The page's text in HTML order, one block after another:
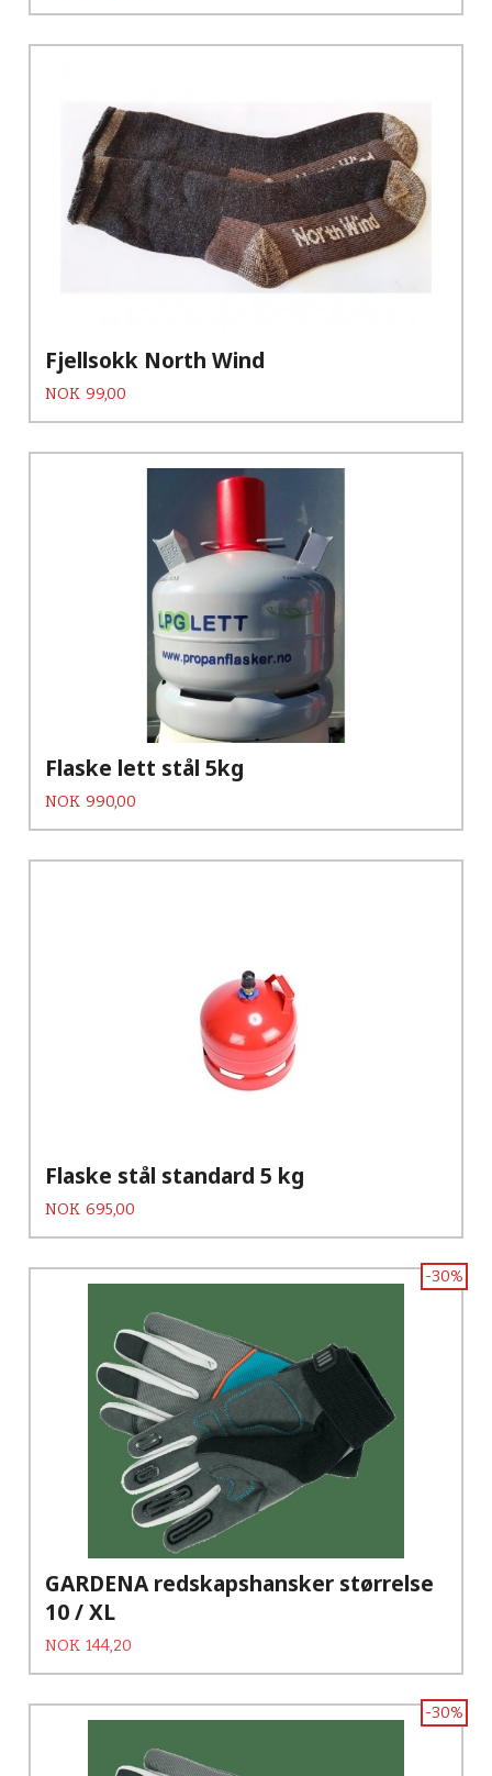
Fjellsokk North Wind
Pris
NOK 99,00
Flaske lett stål 5kg
Pris
NOK 990,00
Flaske stål standard 5 kg
Pris
NOK 695,00
GARDENA redskapshansker størrelse
10 / XL
Tilbud
NOK 144,20Rabatt
-30%
-30%